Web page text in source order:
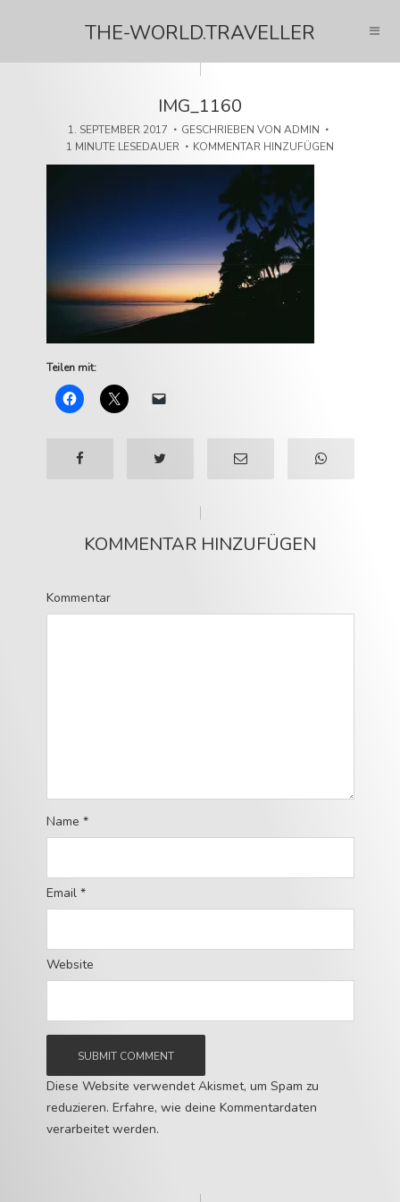
THE-WORLD.TRAVELLER
IMG_1160
1. SEPTEMBER 2017 GESCHRIEBEN VON ADMIN
1 MINUTE LESEDAUER
KOMMENTAR HINZUFÜGEN
Teilen mit:
KOMMENTAR HINZUFÜGEN
Kommentar
Name *
Email *
Website
Diese Website verwendet Akismet, um Spam zu
reduzieren. Erfahre, wie deine Kommentardaten
verarbeitet werden.